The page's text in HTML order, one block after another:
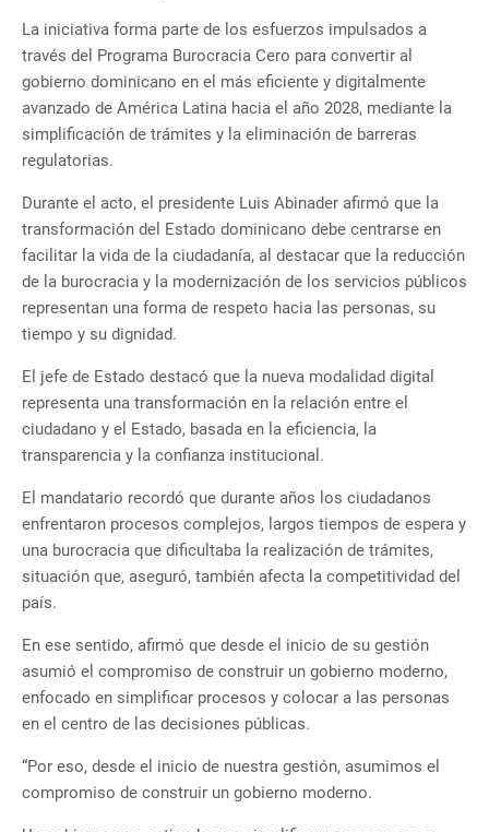
La iniciativa forma parte de los esfuerzos impulsados a
través del Programa Burocracia Cero para convertir al
gobierno dominicano en el más eficiente y digitalmente
avanzado de América Latina hacia el año 2028, mediante la
simplificación de trámites y la eliminación de barreras
regulatorias.
Durante el acto, el presidente Luis Abinader afirmó que la
transformación del Estado dominicano debe centrarse en
facilitar la vida de la ciudadanía, al destacar que la reducción
de la burocracia y la modernización de los servicios públicos
representan una forma de respeto hacia las personas, su
tiempo y su dignidad.
El jefe de Estado destacó que la nueva modalidad digital
representa una transformación en la relación entre el
ciudadano y el Estado, basada en la eficiencia, la
transparencia y la confianza institucional.
El mandatario recordó que durante años los ciudadanos
enfrentaron procesos complejos, largos tiempos de espera y
una burocracia que dificultaba la realización de trámites,
situación que, aseguró, también afecta la competitividad del
país.
En ese sentido, afirmó que desde el inicio de su gestión
asumió el compromiso de construir un gobierno moderno,
enfocado en simplificar procesos y colocar a las personas
en el centro de las decisiones públicas.
“Por eso, desde el inicio de nuestra gestión, asumimos el
compromiso de construir un gobierno moderno.